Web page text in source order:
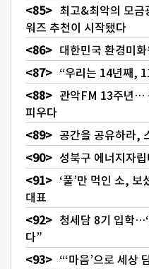
최고&최악의 모금
워즈 추천이 시작됐다
대한민국 환경미화
“우리는 14년째,
관악FM 13주년…
피우다
공간을 공유하라,
성북구 에너지자
‘풀’만 먹인 소, 보
대표
청세담 8기 입학
다”
“‘마음’으로 세상